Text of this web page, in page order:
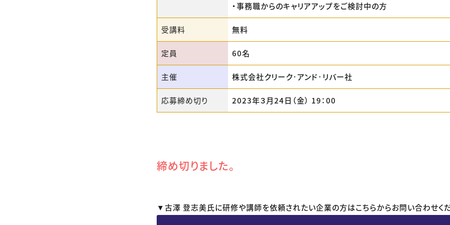
・事務職からのキャリアアップをご検討中の方
受講料 無料
定員 60名
主催 株式会社クリーク･アンド･リバー社
応募締め切り 2023年３月24日（金） 19：00
締め切りました。
▼古澤 登志美氏に研修や講師を依頼されたい企業の方はこちらからお問い合わせく